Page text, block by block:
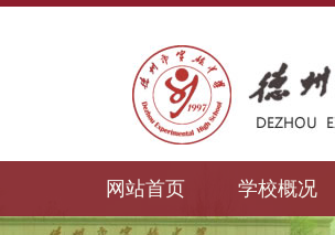
网站首页 学校概况